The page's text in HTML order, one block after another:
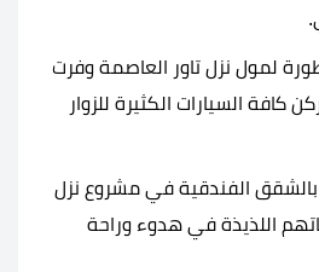
لمول نزل تاور العاصمة وفرت
كافة السيارات الكثيرة للزوار
الفندقية في مشروع نزل
اللذيذة في هدوء وراحة